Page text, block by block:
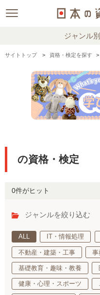
ジャンル
サイトトップ 資格・検定を探す
の資格・検定
0件がヒット
ジャンルを絞り込む
ALL IT・情報処理
不動産・建築・工事 事
基礎教育・趣味・教養
健康・心理・スポーツ